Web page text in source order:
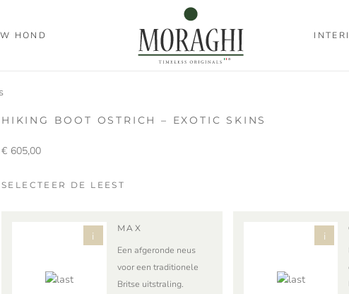
HOND
HIKING BOOT OSTRICH – EXOTIC SKINS
€ 605,00
SELECTEER DE LEEST
i
MAX
Een afgeronde neus
voor een traditionele
Britse uitstraling.
i